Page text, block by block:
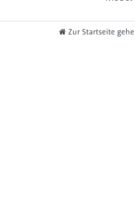
Zur Startseite